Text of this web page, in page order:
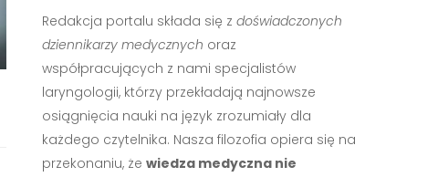
Redakcja portalu składa się z doświadczonych
dziennikarzy medycznych oraz
współpracujących z nami specjalistów
laryngologii, którzy przekładają najnowsze
osiągnięcia nauki na język zrozumiały dla
każdego czytelnika. Nasza filozofia opiera się na
przekonaniu, że wiedza medyczna nie